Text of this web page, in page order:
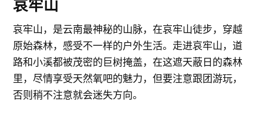
哀牢山
哀牢山，是云南最神秘的山脉，在哀牢山徒步，穿越
原始森林，感受不一样的户外生活。走进哀牢山，道
路和小溪都被茂密的巨树掩盖，在这遮天蔽日的森林
里，尽情享受天然氧吧的魅力，但要注意跟团游玩，
否则稍不注意就会迷失方向。